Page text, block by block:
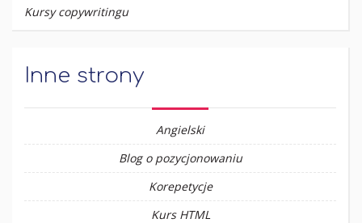
Kursy copywritingu
Inne strony
Angielski
Blog o pozycjonowaniu
Korepetycje
Kurs HTML